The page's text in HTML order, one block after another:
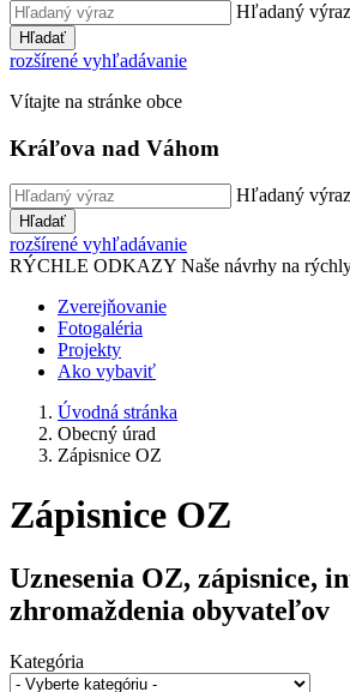
Hľadaný výraz
Hľadať
rozšírené vyhľadávanie
Vítajte na stránke obce
Kráľova nad Váhom
Hľadaný výraz
Hľadať
rozšírené vyhľadávanie
RÝCHLE ODKAZY Naše návrhy na
Zverejňovanie
Fotogaléria
Projekty
Ako vybaviť
Úvodná stránka
Obecný úrad
Zápisnice OZ
Zápisnice OZ
Uznesenia OZ, zápisnice,
zhromaždenia obyvateľov
Kategória